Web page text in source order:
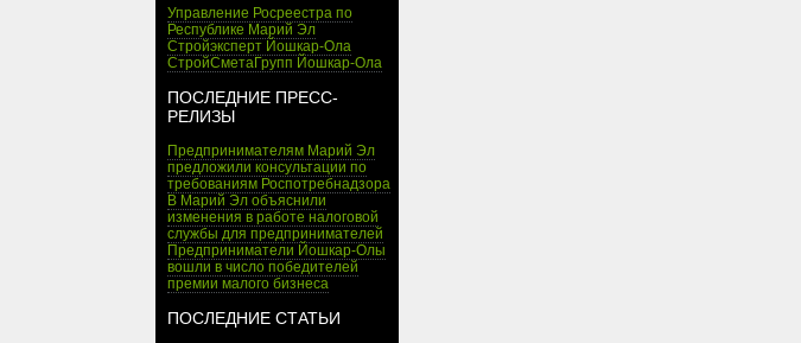
Управление Росреестра по
Республике Марий Эл
Стройэксперт Йошкар-Ола
СтройСметаГрупп Йошкар-Ола
ПОСЛЕДНИЕ ПРЕСС-
РЕЛИЗЫ
Предпринимателям Марий Эл
предложили консультации по
требованиям Роспотребнадзора
В Марий Эл объяснили
изменения в работе налоговой
службы для предпринимателей
Предприниматели Йошкар-Олы
вошли в число победителей
премии малого бизнеса
ПОСЛЕДНИЕ СТАТЬИ